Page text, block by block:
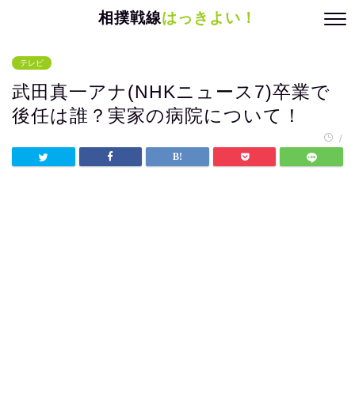
相撲戦線はっきよい！
テレビ
武田真一アナ(NHKニュース7)卒業で
後任は誰？実家の病院について！
/